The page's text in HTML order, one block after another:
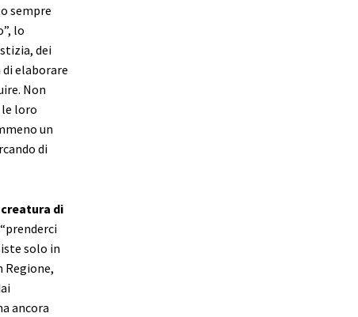
sempre
lo
dei
elaborare
Non
loro
un
di
di
solo in
Regione,
ancora